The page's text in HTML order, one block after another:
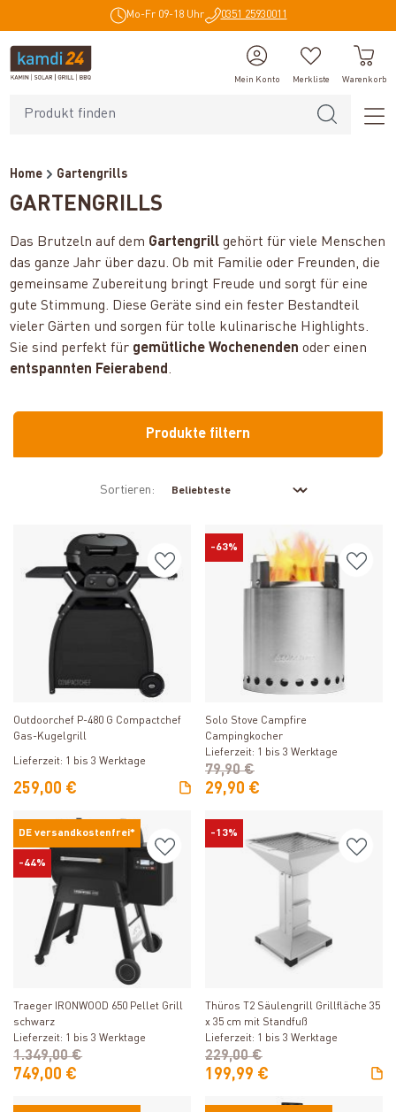
Mo-Fr 09-18 Uhr 0351 25930011
Mein Konto Merkliste Warenkorb
Home Gartengrills
GARTENGRILLS
Das Brutzeln auf dem Gartengrill gehört für viele Menschen
das ganze Jahr über dazu. Ob mit Familie oder Freunden, die
gemeinsame Zubereitung bringt Freude und sorgt für eine
gute Stimmung. Diese Geräte sind ein fester Bestandteil
vieler Gärten und sorgen für tolle kulinarische Highlights.
Sie sind perfekt für gemütliche Wochenenden oder einen
entspannten Feierabend .
Produkte filtern
Sortieren:
Produkt ansehen
Outdoorchef P-480 G Compactchef
Gas-Kugelgrill
Lieferzeit: 1 bis 3 Werktage
259,00 €
-63%
Produkt ansehen
Solo Stove Campfire
Campingkocher
Lieferzeit: 1 bis 3 Werktage
29,90 €
79,90 €
DE versandkostenfrei*
-44%
Produkt ansehen
Traeger IRONWOOD 650 Pellet Grill
schwarz
Lieferzeit: 1 bis 3 Werktage
749,00 €
1.349,00 €
-13%
Thüros T2 Säulengrill Grillfläche 35
x 35 cm mit Standfuß
Lieferzeit: 1 bis 3 Werktage
199,99 €
229,00 €